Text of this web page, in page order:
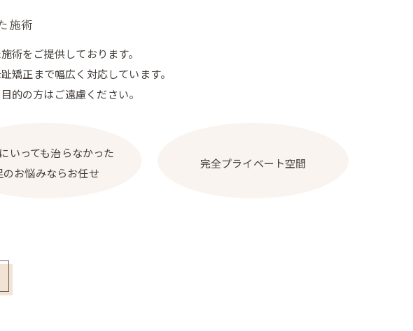
施術
術をご提供しております。
矯正まで幅広く対応しています。
的の方はご遠慮ください。
いっても治らなかった
のお悩みならお任せ
完全プライベート空間